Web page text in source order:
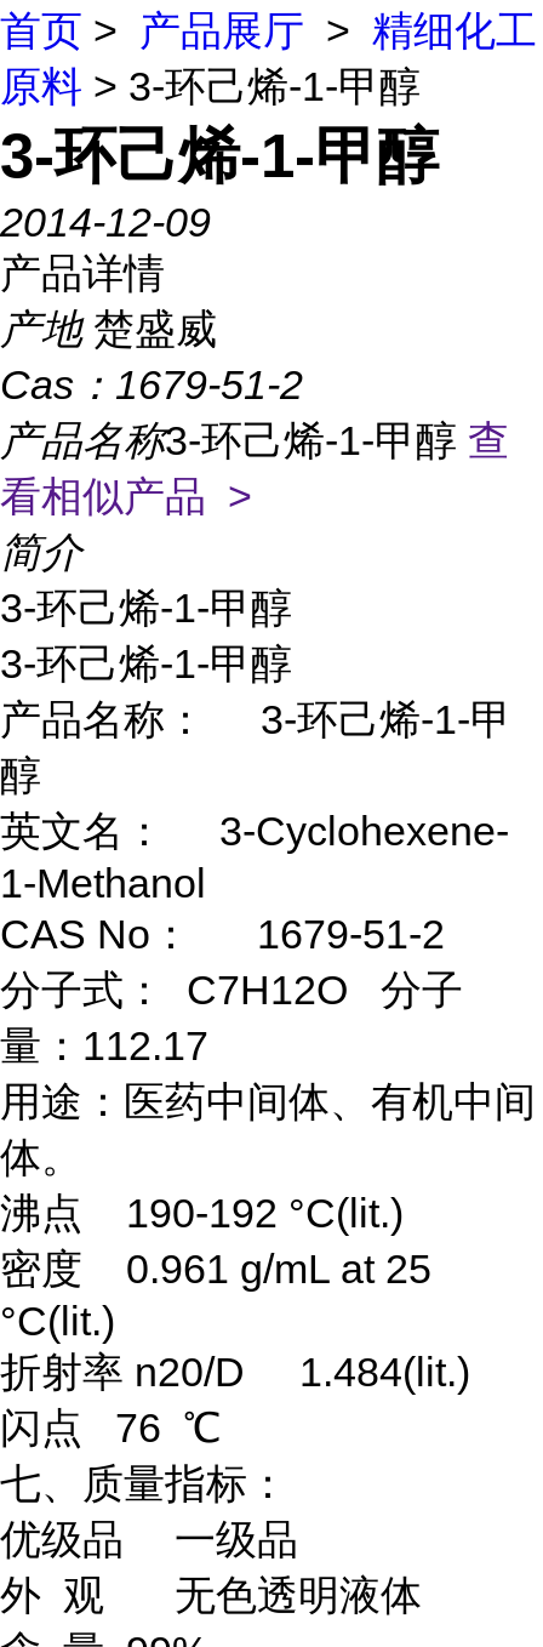
首页 > 产品展厅 > 精细化工
原料 > 3-环己烯-1-甲醇
3-环己烯-1-甲醇
2014-12-09
产品详情
产地 楚盛威
Cas： 1679-51-2
产品名称3-环己烯-1-甲醇 查
看相似产品 >
简介
3-环己烯-1-甲醇
3-环己烯-1-甲醇
产品名称： 3-环己烯-1-甲
醇
英文名： 3-Cyclohexene-
1-Methanol
CAS No： 1679-51-2
分子式： C7H12O 分子
量：112.17
用途：医药中间体、有机中间
体。
沸点 190-192 °C(lit.)
密度 0.961 g/mL at 25
°C(lit.)
折射率 n20/D 1.484(lit.)
闪点 76 ℃
七、质量指标：
优级品
一级品
外 观
无色透明液体